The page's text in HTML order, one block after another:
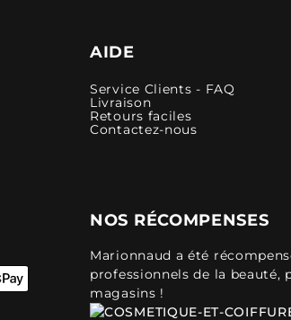
AIDE
Service Clients - FAQ
Livraison
Retours faciles
Contactez-nous
NOS RÉCOMPENSES
Marionnaud a été
professionnels de la beauté,
magasins !